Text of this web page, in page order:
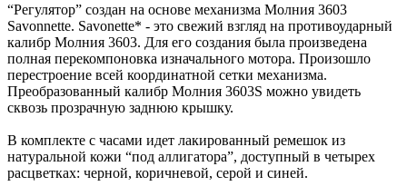
“Регулятор” создан на основе механизма Молния 3603
Savonnette. Savonette* - это свежий взгляд на противоударный
калибр Молния 3603. Для его создания была произведена
полная перекомпоновка изначального мотора. Произошло
перестроение всей координатной сетки механизма.
Преобразованный калибр Молния 3603S можно увидеть
сквозь прозрачную заднюю крышку.
В комплекте с часами идет лакированный ремешок из
натуральной кожи “под аллигатора”, доступный в четырех
расцветках: черной, коричневой, серой и синей.